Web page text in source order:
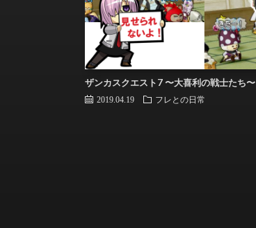
ザンカスクエスト7 〜大喜利の戦士たち〜
2019.04.19 フレとの日常